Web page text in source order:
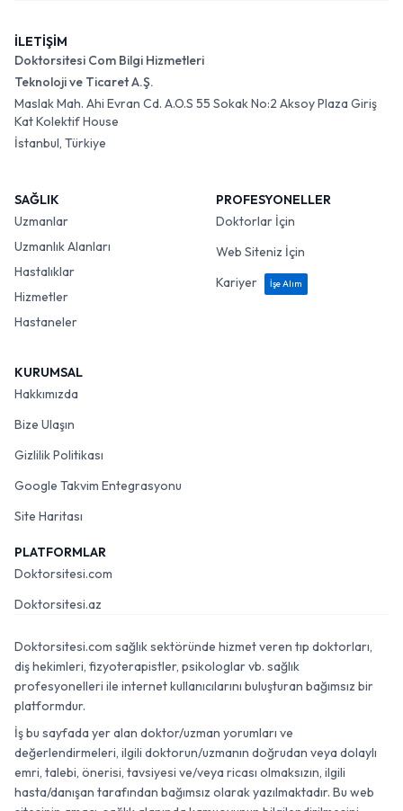
İLETİŞİM
Doktorsitesi Com Bilgi Hizmetleri
Teknoloji ve Ticaret A.Ş.
Maslak Mah. Ahi Evran Cd. A.O.S 55 Sokak No:2 Aksoy Plaza Giriş
Kat Kolektif House
İstanbul, Türkiye
SAĞLIK
Uzmanlar
Uzmanlık Alanları
Hastalıklar
Hizmetler
Hastaneler
PROFESYONELLER
Doktorlar İçin
Web Siteniz İçin
Kariyer
İşe Alım
KURUMSAL
Hakkımızda
Bize Ulaşın
Gizlilik Politikası
Google Takvim Entegrasyonu
Site Haritası
PLATFORMLAR
Doktorsitesi.com
Doktorsitesi.az
Doktorsitesi.com sağlık sektöründe hizmet veren tıp doktorları,
diş hekimleri, fizyoterapistler, psikologlar vb. sağlık
profesyonelleri ile internet kullanıcılarını buluşturan bağımsız bir
platformdur.
İş bu sayfada yer alan doktor/uzman yorumları ve
değerlendirmeleri, ilgili doktorun/uzmanın doğrudan veya dolaylı
emri, talebi, önerisi, tavsiyesi ve/veya ricası olmaksızın, ilgili
hasta/danışan tarafından bağımsız olarak yazılmaktadır. Bu web